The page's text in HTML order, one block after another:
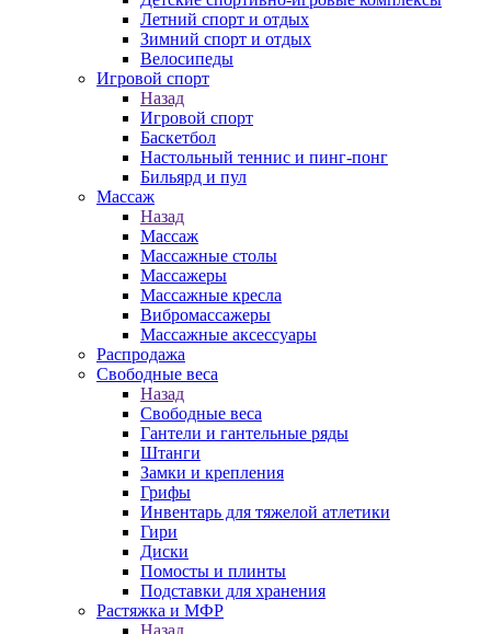
Летний спорт и отдых
Зимний спорт и отдых
Велосипеды
Игровой спорт
Назад
Игровой спорт
Баскетбол
Настольный теннис и пинг-понг
Бильярд и пул
Массаж
Назад
Массаж
Массажные столы
Массажеры
Массажные кресла
Вибромассажеры
Массажные аксессуары
Распродажа
Свободные веса
Назад
Свободные веса
Гантели и гантельные ряды
Штанги
Замки и крепления
Грифы
Инвентарь для тяжелой атлетики
Гири
Диски
Помосты и плинты
Подставки для хранения
Растяжка и МФР
Назад